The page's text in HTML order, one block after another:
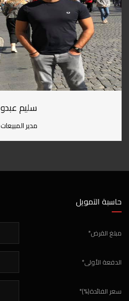
سليم عبدو
مدير المبيعات
حاسبة التمويل
مبلغ القرض*
الدفعة الأولى*
سعر الفائدة(%)*